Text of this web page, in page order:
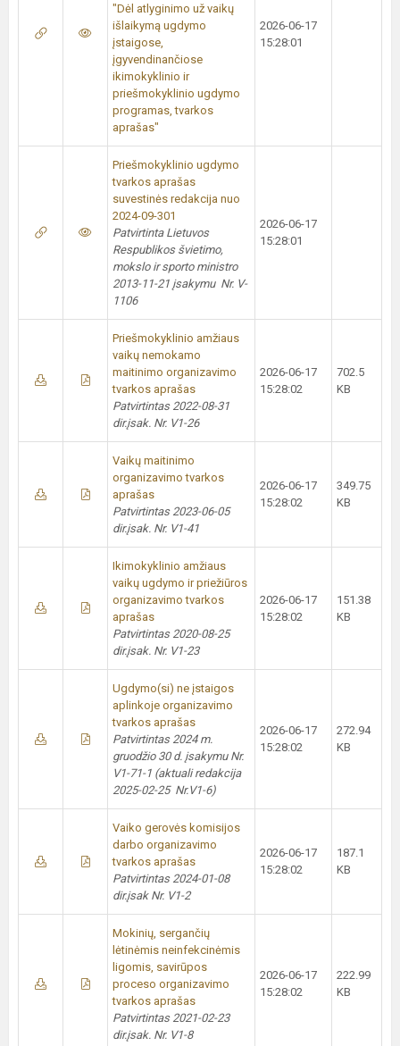
"Dėl atlyginimo už vaikų
išlaikymą ugdymo
įstaigose,
įgyvendinančiose
ikimokyklinio ir
priešmokyklinio ugdymo
programas, tvarkos
aprašas"
2026-06-17
15:28:01
Priešmokyklinio ugdymo
tvarkos aprašas
suvestinės redakcija nuo
2024-09-301
Patvirtinta Lietuvos
Respublikos švietimo,
mokslo ir sporto ministro
2013-11-21 įsakymu Nr. V-
1106
2026-06-17
15:28:01
Priešmokyklinio amžiaus
vaikų nemokamo
maitinimo organizavimo
tvarkos aprašas
Patvirtintas 2022-08-31
dir.įsak. Nr. V1-26
2026-06-17
15:28:02
702.5
KB
Vaikų maitinimo
organizavimo tvarkos
aprašas
Patvirtintas 2023-06-05
dir.įsak. Nr. V1-41
2026-06-17
15:28:02
349.75
KB
Ikimokyklinio amžiaus
vaikų ugdymo ir priežiūros
organizavimo tvarkos
aprašas
Patvirtintas 2020-08-25
dir.įsak. Nr. V1-23
2026-06-17
15:28:02
151.38
KB
Ugdymo(si) ne įstaigos
aplinkoje organizavimo
tvarkos aprašas
Patvirtintas 2024 m.
gruodžio 30 d. įsakymu Nr.
V1-71-1 (aktuali redakcija
2025-02-25 Nr.V1-6)
2026-06-17
15:28:02
272.94
KB
Vaiko gerovės komisijos
darbo organizavimo
tvarkos aprašas
Patvirtintas 2024-01-08
dir.įsak Nr. V1-2
2026-06-17
15:28:02
187.1
KB
Mokinių, sergančių
lėtinėmis neinfekcinėmis
ligomis, savirūpos
proceso organizavimo
tvarkos aprašas
Patvirtintas 2021-02-23
dir.įsak. Nr. V1-8
2026-06-17
15:28:02
222.99
KB